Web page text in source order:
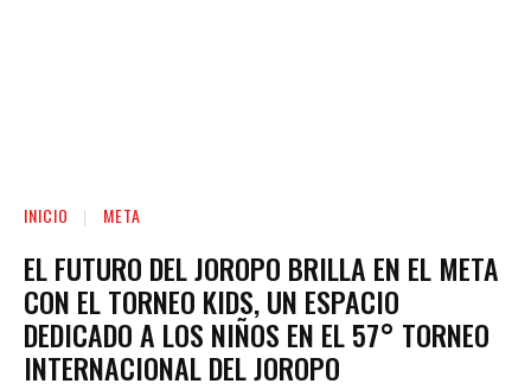
INICIO META
EL FUTURO DEL JOROPO BRILLA EN EL META
CON EL TORNEO KIDS, UN ESPACIO
DEDICADO A LOS NIÑOS EN EL 57° TORNEO
INTERNACIONAL DEL JOROPO